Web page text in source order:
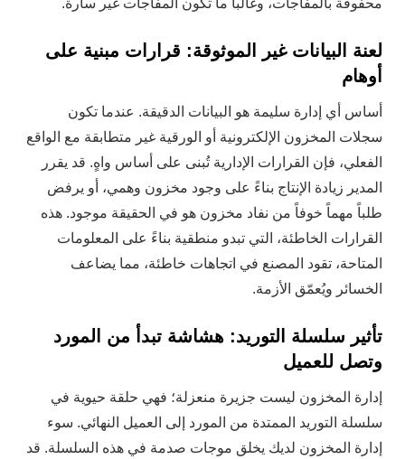
محفوفة بالمفاجآت، وغالباً ما تكون المفاجآت غير سارة.
لعنة البيانات غير الموثوقة: قرارات مبنية على
أوهام
أساس أي إدارة سليمة هو البيانات الدقيقة. عندما تكون
سجلات المخزون الإلكترونية أو الورقية غير متطابقة مع الواقع
الفعلي، فإن القرارات الإدارية تُبنى على أساس واهٍ. قد يقرر
المدير زيادة الإنتاج بناءً على وجود مخزون وهمي، أو يرفض
طلباً مهماً خوفاً من نفاد مخزون هو في الحقيقة موجود. هذه
القرارات الخاطئة، التي تبدو منطقية بناءً على المعلومات
المتاحة، تقود المصنع في اتجاهات خاطئة، مما يضاعف
الخسائر ويُعمّق الأزمة.
تأثير سلسلة التوريد: هشاشة تبدأ من المورد
وتصل للعميل
إدارة المخزون ليست جزيرة منعزلة؛ فهي حلقة حيوية في
سلسلة التوريد الممتدة من المورد إلى العميل النهائي. سوء
إدارة المخزون لديك يخلق موجات صدمة في هذه السلسلة. قد